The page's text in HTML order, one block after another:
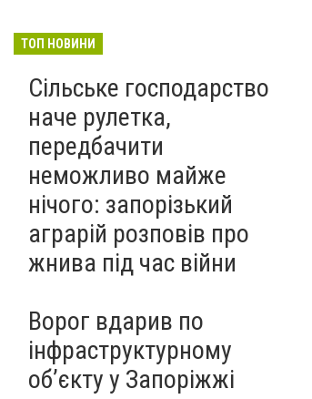
ТОП НОВИНИ
Сільське господарство
наче рулетка,
передбачити
неможливо майже
нічого: запорізький
аграрій розповів про
жнива під час війни
Ворог вдарив по
інфраструктурному
обʼєкту у Запоріжжі